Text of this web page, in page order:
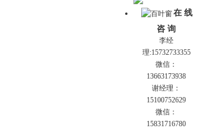
在 线
咨 询
李经
理:15732733355
微信：
13663173938
谢经理：
15100752629
微信：
15831716780